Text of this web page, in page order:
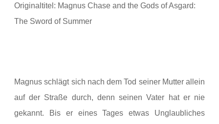
Originaltitel: Magnus Chase and the Gods of Asgard:
The Sword of Summer
Magnus schlägt sich nach dem Tod seiner Mutter allein
auf der Straße durch, denn seinen Vater hat er nie
gekannt. Bis er eines Tages etwas Unglaubliches